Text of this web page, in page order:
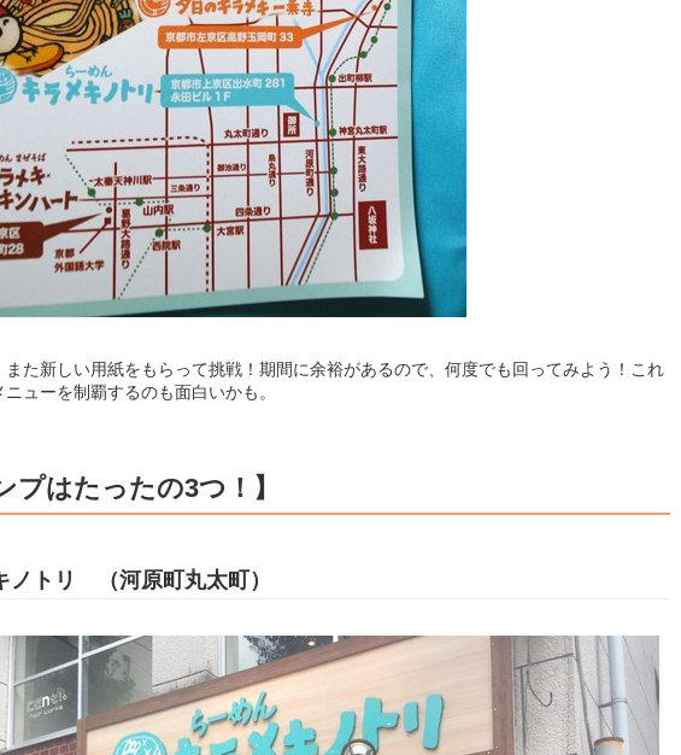
また新しい用紙をもらって挑戦！期間に余裕があるので、何度でも回ってみよう！これ
ューを制覇するのも面白いかも。
プはたったの3つ！】
ノトリ （河原町丸太町）